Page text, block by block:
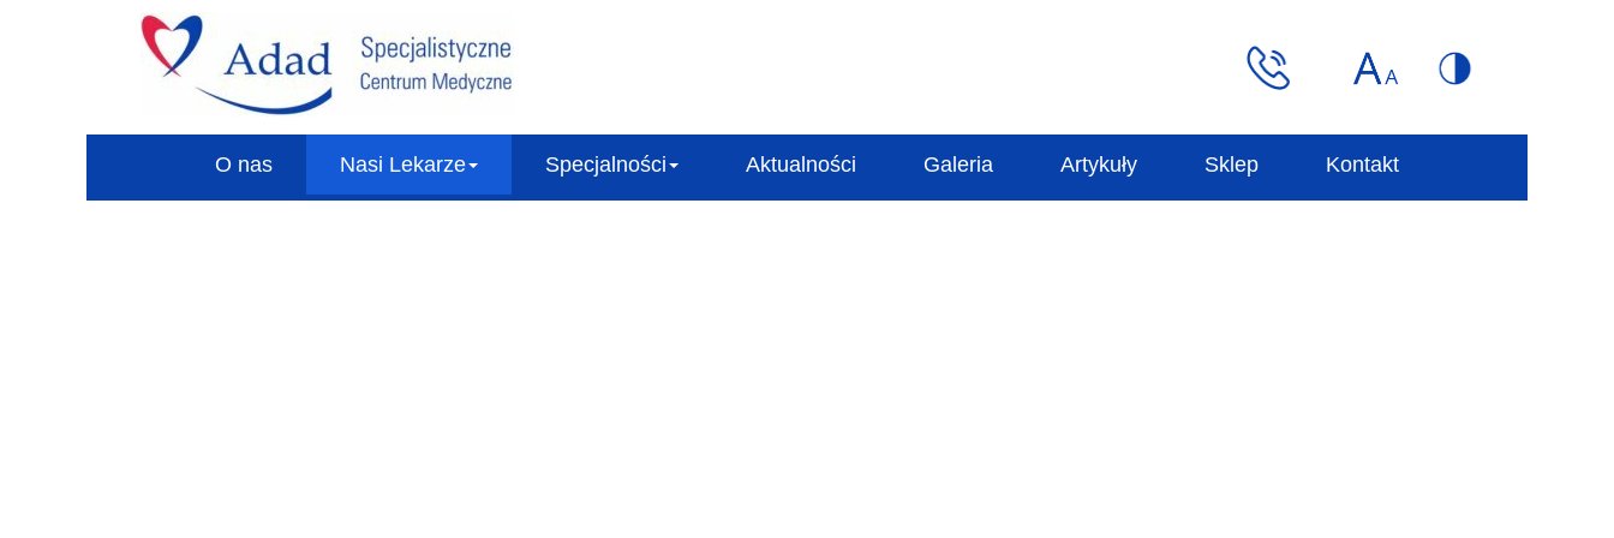
O nas Nasi Lekarze Specjalności Aktualności Galeria Artykuły Sklep Kontakt